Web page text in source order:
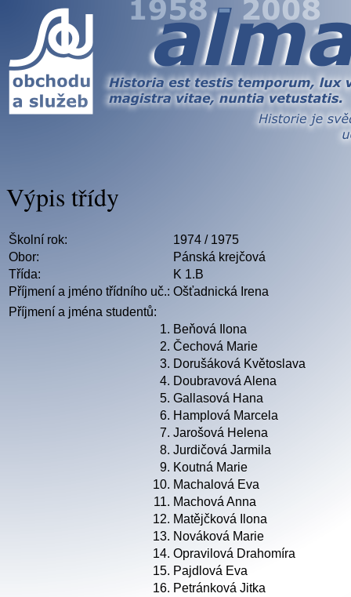
Výpis třídy
Školní rok:
1974 / 1975
Obor:
Pánská krejčová
Třída:
K 1.B
Příjmení a jméno třídního uč.: Ošťadnická Irena
Příjmení a jména studentů:
1. Beňová Ilona
2. Čechová Marie
3. Dorušáková Květoslava
4. Doubravová Alena
5. Gallasová Hana
6. Hamplová Marcela
7. Jarošová Helena
8. Jurdičová Jarmila
9. Koutná Marie
10. Machalová Eva
11. Machová Anna
12. Matějčková Ilona
13. Nováková Marie
14. Opravilová Drahomíra
15. Pajdlová Eva
16. Petránková Jitka